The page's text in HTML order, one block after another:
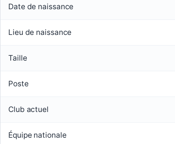
Date de naissance
Lieu de naissance
Taille
Poste
Club actuel
Équipe nationale